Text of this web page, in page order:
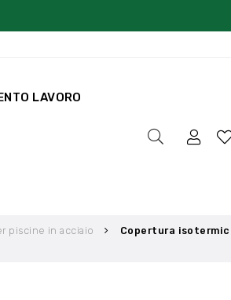
LAVORO
piscine in acciaio
Copertura